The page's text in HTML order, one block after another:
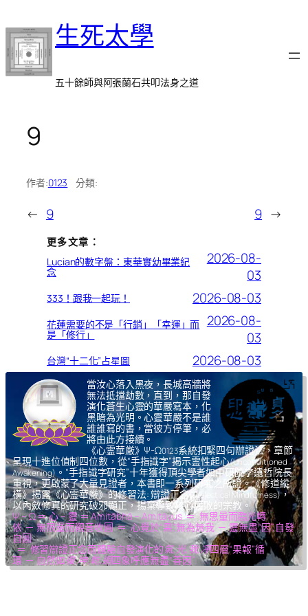
至
主
要
內
生死太學
五十餘師與阿張蘭石共叩法身之道
9
作者:0123 分類:
← 9 9 →
更多文章：
Lucian的數字盤：東華實幼畢業紀
念
2026-08-
03
333！跟我一起玩！ 2026-08-03
花蓮需要的不是「行銷」「幸運」而
是「修行」
2026-08-
03
台灣“十二化”占星圖 2026-08-03
當汝心落入黑夜，長城高牆將
無法抵擋劫數，直到，那自發
演化蒼生心靈的華嚴寫本，化
黑暗為光明。心靈華嚴不是誰
誰誰寫的書，當彼方停筆，必
將由此方接續。
《心霊華厳》Ψ-Ω0123系統扣緊四句辦證法，章節
呈現十進位值制四位數，從“手指識字”揭示霊性起心(Unconditioned
Awakening) 。“手指識字研究”十年獲得頂尖學者如中研院李遠哲院長
重視，更啟蒙了大量見證者，本書即一系列研究之所證。《修道縱
橫》揭露《心霊華厳》的修習法: 辯證正念(Dialectical Mindfulness)，
以內斂修真的研究破邪顯正，揚棄導致核心腐敗的宗教。
Ψ – Ω ＝ 心 – 靈 ＝ Amitābhā – Amitāyus ＝ 無思量而臨光轉
依 ─ 無限量而觀音收圓 ＝ 心覺於“果”,無為無我 ─ 靈無盡“因”,自發
自圓
＝ 修習辯證正念而體驗自發演化的氣,光,我,凈四層“果報”循
環 ─ 自然如復,坤,乾,逅四象呼應無盡“善因”